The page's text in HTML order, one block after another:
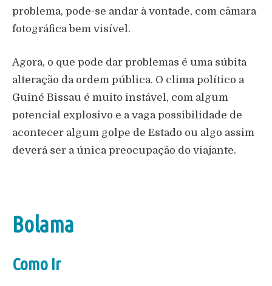
problema, pode-se andar à vontade, com câmara
fotográfica bem visível.
Agora, o que pode dar problemas é uma súbita
alteração da ordem pública. O clima político a
Guiné Bissau é muito instável, com algum
potencial explosivo e a vaga possibilidade de
acontecer algum golpe de Estado ou algo assim
deverá ser a única preocupação do viajante.
Bolama
Como Ir